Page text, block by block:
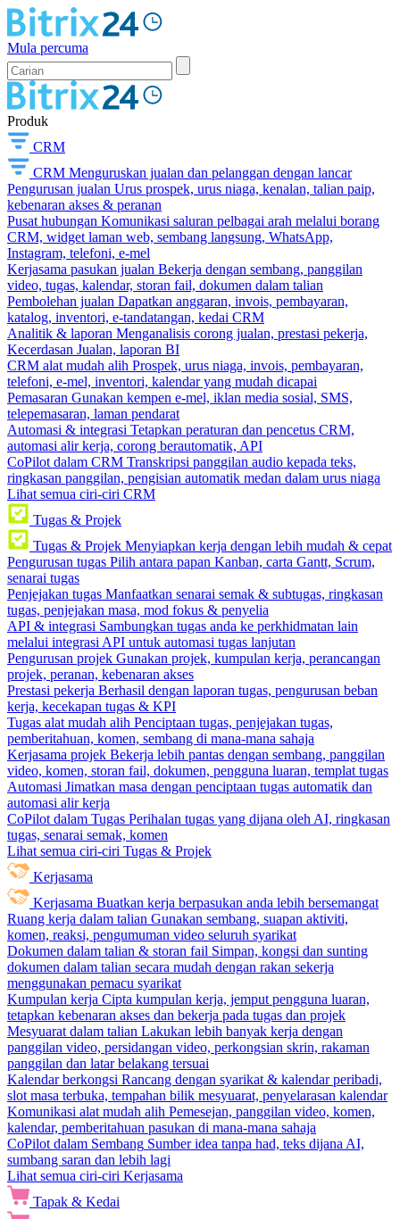
Mula percuma
Produk
CRM
CRM Menguruskan jualan dan pelanggan dengan lancar
Pengurusan jualan Urus prospek, urus niaga, kenalan, talian paip,
kebenaran akses & peranan
Pusat hubungan Komunikasi saluran pelbagai arah melalui borang
CRM, widget laman web, sembang langsung, WhatsApp,
Instagram, telefoni, e-mel
Kerjasama pasukan jualan Bekerja dengan sembang, panggilan
video, tugas, kalendar, storan fail, dokumen dalam talian
Pembolehan jualan Dapatkan anggaran, invois, pembayaran,
katalog, inventori, e-tandatangan, kedai CRM
Analitik & laporan Menganalisis corong jualan, prestasi pekerja,
Kecerdasan Jualan, laporan BI
CRM alat mudah alih Prospek, urus niaga, invois, pembayaran,
telefoni, e-mel, inventori, kalendar yang mudah dicapai
Pemasaran Gunakan kempen e-mel, iklan media sosial, SMS,
telepemasaran, laman pendarat
Automasi & integrasi Tetapkan peraturan dan pencetus CRM,
automasi alir kerja, corong berautomatik, API
CoPilot dalam CRM Transkripsi panggilan audio kepada teks,
ringkasan panggilan, pengisian automatik medan dalam urus niaga
Lihat semua ciri-ciri CRM
Tugas & Projek
Tugas & Projek Menyiapkan kerja dengan lebih mudah & cepat
Pengurusan tugas Pilih antara papan Kanban, carta Gantt, Scrum,
senarai tugas
Penjejakan tugas Manfaatkan senarai semak & subtugas, ringkasan
tugas, penjejakan masa, mod fokus & penyelia
API & integrasi Sambungkan tugas anda ke perkhidmatan lain
melalui integrasi API untuk automasi tugas lanjutan
Pengurusan projek Gunakan projek, kumpulan kerja, perancangan
projek, peranan, kebenaran akses
Prestasi pekerja Berhasil dengan laporan tugas, pengurusan beban
kerja, kecekapan tugas & KPI
Tugas alat mudah alih Penciptaan tugas, penjejakan tugas,
pemberitahuan, komen, sembang di mana-mana sahaja
Kerjasama projek Bekerja lebih pantas dengan sembang, panggilan
video, komen, storan fail, dokumen, pengguna luaran, templat tugas
Automasi Jimatkan masa dengan penciptaan tugas automatik dan
automasi alir kerja
CoPilot dalam Tugas Perihalan tugas yang dijana oleh AI, ringkasan
tugas, senarai semak, komen
Lihat semua ciri-ciri Tugas & Projek
Kerjasama
Kerjasama Buatkan kerja berpasukan anda lebih bersemangat
Ruang kerja dalam talian Gunakan sembang, suapan aktiviti,
komen, reaksi, pengumuman video seluruh syarikat
Dokumen dalam talian & storan fail Simpan, kongsi dan sunting
dokumen dalam talian secara mudah dengan rakan sekerja
menggunakan pemacu syarikat
Kumpulan kerja Cipta kumpulan kerja, jemput pengguna luaran,
tetapkan kebenaran akses dan bekerja pada tugas dan projek
Mesyuarat dalam talian Lakukan lebih banyak kerja dengan
panggilan video, persidangan video, perkongsian skrin, rakaman
panggilan dan latar belakang tersuai
Kalendar berkongsi Rancang dengan syarikat & kalendar peribadi,
slot masa terbuka, tempahan bilik mesyuarat, penyelarasan kalendar
Komunikasi alat mudah alih Pemesejan, panggilan video, komen,
kalendar, pemberitahuan pasukan di mana-mana sahaja
CoPilot dalam Sembang Sumber idea tanpa had, teks dijana AI,
sumbang saran dan lebih lagi
Lihat semua ciri-ciri Kerjasama
Tapak & Kedai